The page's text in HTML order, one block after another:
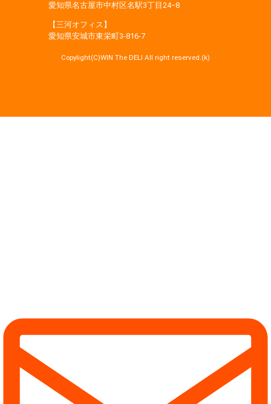
愛知県名古屋市中村区名駅3丁目24−8
【三河オフィス】
愛知県安城市東栄町3‐816‐7
Copylight(C)WIN The DELI All right reserved.(k)